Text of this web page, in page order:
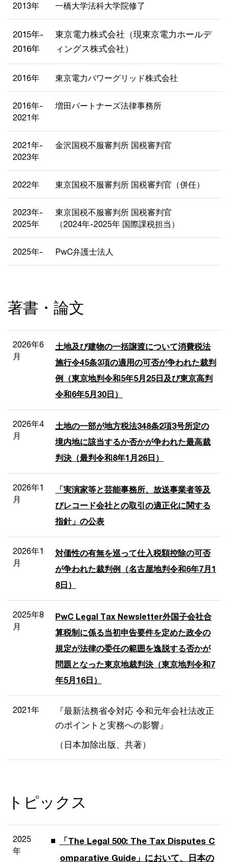
2013年 一橋大学法科大学院修了
2015年-
2016年
東京電力株式会社（現東京電力ホールデ
ィングス株式会社）
2016年 東京電力パワーグリッド株式会社
2016年-
2021年
増田パートナーズ法律事務所
2021年-
2023年
金沢国税不服審判所 国税審判官
2022年 東京国税不服審判所 国税審判官（併任）
2023年-
2025年
東京国税不服審判所 国税審判官
（2024年-2025年 国際課税担当）
2025年- PwC弁護士法人
著書・論文
2026年6
月
土地及び建物の一括譲渡について消費税法
施行令45条3項の適用の可否が争われた裁判
例（東京地判令和5年5月25日及び東京高判
令和6年5月30日）
2026年4
月
土地の一部が地方税法348条2項3号所定の
境内地に該当するか否かが争われた最高裁
判決（最判令和8年1月26日）
2026年1
月
「実演家等と芸能事務所、放送事業者等及
びレコード会社との取引の適正化に関する
指針」の公表
2026年1
月
対価性の有無を巡って仕入税額控除の可否
が争われた裁判例（名古屋地判令和6年7月1
8日）
2025年8
月
PwC Legal Tax Newsletter外国子会社合
算税制に係る当初申告要件を定めた政令の
規定が法律の委任の範囲を逸脱する否かが
問題となった東京地裁判決（東京地判令和7
年5月16日）
2021年
『最新法務省令対応 令和元年会社法改正
のポイントと実務への影響』
（日本加除出版、共著）
トピックス
2025
年
「The Legal 500: The Tax Disputes C
omparative Guide」において、日本の